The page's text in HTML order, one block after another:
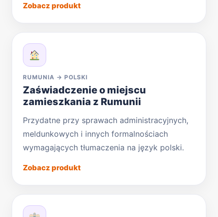
Zobacz produkt
RUMUNIA → POLSKI
Zaświadczenie o miejscu
zamieszkania z Rumunii
Przydatne przy sprawach administracyjnych,
meldunkowych i innych formalnościach
wymagających tłumaczenia na język polski.
Zobacz produkt